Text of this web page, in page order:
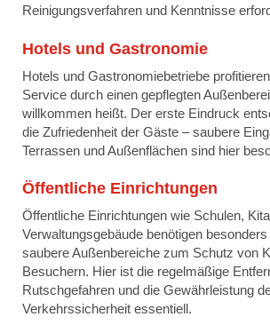
Reinigungsverfahren und Kenntnisse
Hotels und Gastronomie
Hotels und Gastronomiebetriebe
Service durch einen gepflegten
willkommen heißt. Der erste Eindruck
die Zufriedenheit der Gäste – saubere
Terrassen und Außenflächen sind hier
Öffentliche Einrichtungen
Öffentliche Einrichtungen wie Schulen,
Verwaltungsgebäude benötigen
saubere Außenbereiche zum Schutz von
Besuchern. Hier ist die regelmäßige
Rutschgefahren und die Gewährleistung
Verkehrssicherheit essentiell.